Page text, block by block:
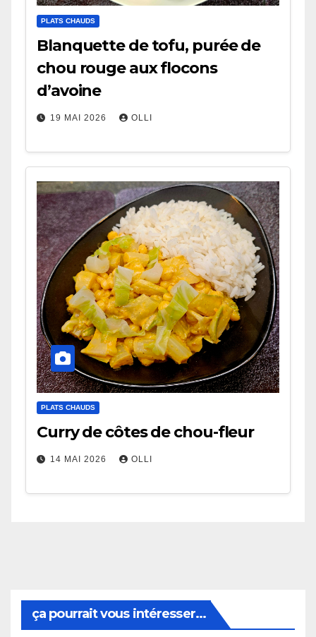
PLATS CHAUDS
Blanquette de tofu, purée de
chou rouge aux flocons
d’avoine
19 MAI 2026 OLLI
PLATS CHAUDS
Curry de côtes de chou-fleur
14 MAI 2026 OLLI
ça pourrait vous intéresser...